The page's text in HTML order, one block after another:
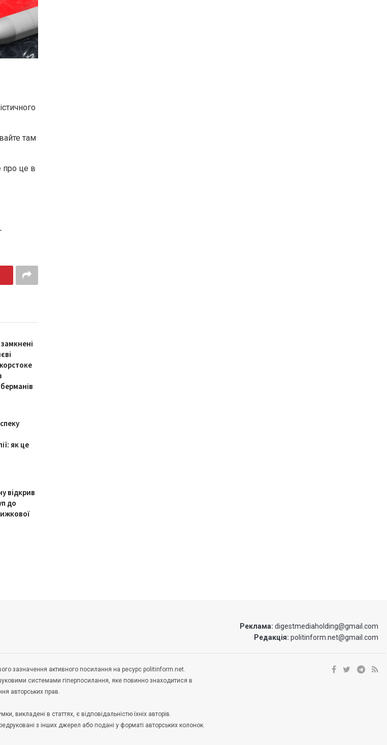
там
про це в
як це
відкрив
до
Реклама: digestmediaholding@gmail.com
Редакція: politinform.net@gmail.com
зазначення активного посилання на ресурс politinform.net.
системами гіперпосилання, яке повинно знаходитися в
авторських прав.
викладені в статтях, є відповідальністю їхніх авторів.
з інших джерел або подані у форматі авторських колонок.